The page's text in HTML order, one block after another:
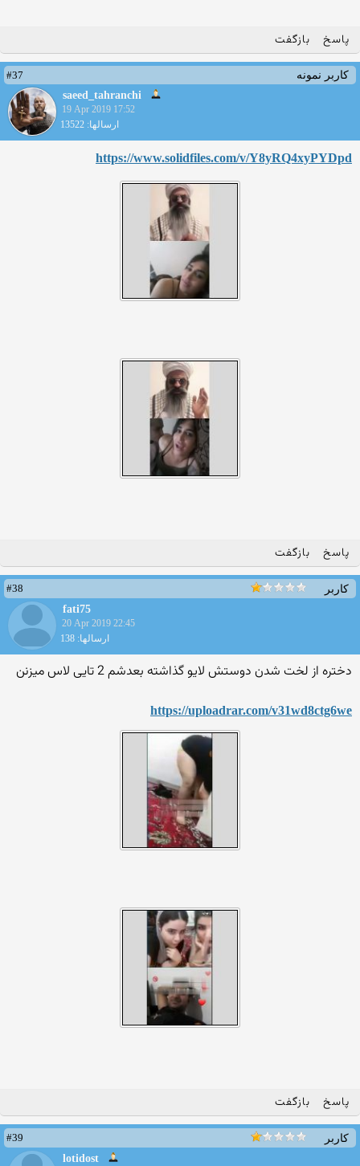
پاسخ بازگفت
کاربر نمونه
#37
saeed_tahranchi
19 Apr 2019 17:52
ارسالها: 13522
https://www.solidfiles.com/v/Y8yRQ4xyPYDpd
پاسخ بازگفت
کاربر
#38
fati75
20 Apr 2019 22:45
ارسالها: 138
دختره از لخت شدن دوستش لایو گذاشته بعدشم 2 تایی لاس میزنن
https://uploadrar.com/v31wd8ctg6we
پاسخ بازگفت
کاربر
#39
lotidost